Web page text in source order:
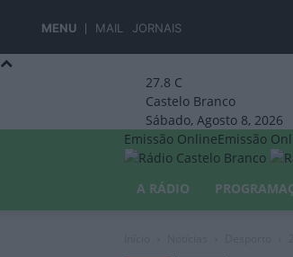
MENU MAIL JORNAIS
27.8 C
Castelo Branco
Sábado, Agosto 8, 2026
Emissão OnlineEmissão
A RÁDIO